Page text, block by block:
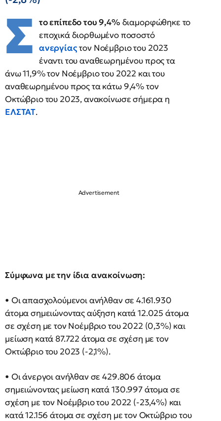
Σ το επίπεδο του 9,4% διαμορφώθηκε το
εποχικά διορθωμένο ποσοστό
ανεργίαςτον Νοέμβριο του 2023
έναντι του αναθεωρημένου προς τα
άνω 11,9% τον Νοέμβριο του 2022 και του
αναθεωρημένου προς τα κάτω 9,4% τον
Οκτώβριο του 2023, ανακοίνωσε σήμερα η
ΕΛΣΤΑΤ.
Σύμφωνα με την ίδια ανακοίνωση:
• Οι απασχολούμενοι ανήλθαν σε 4.161.930
άτομα σημειώνοντας αύξηση κατά 12.025 άτομα
σε σχέση με τον Νοέμβριο του 2022 (0,3%) και
μείωση κατά 87.722 άτομα σε σχέση με τον
Οκτώβριο του 2023 (-2,1%).
• Οι άνεργοι ανήλθαν σε 429.806 άτομα
σημειώνοντας μείωση κατά 130.997 άτομα σε
σχέση με τον Νοέμβριο του 2022 (-23,4%) και
κατά 12.156 άτομα σε σχέση με τον Οκτώβριο του